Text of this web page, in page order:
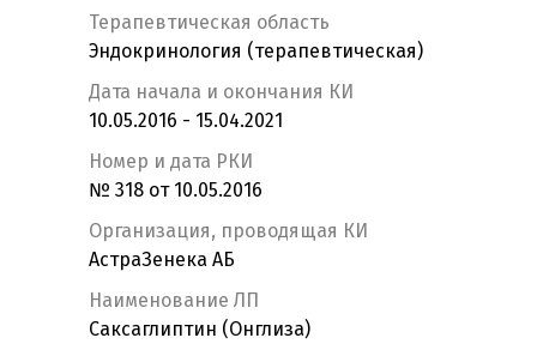
Терапевтическая область
Эндокринология (терапевтическая)
Дата начала и окончания КИ
10.05.2016 - 15.04.2021
Номер и дата РКИ
№ 318 от 10.05.2016
Организация, проводящая КИ
АстраЗенека АБ
Наименование ЛП
Саксаглиптин (Онглиза)